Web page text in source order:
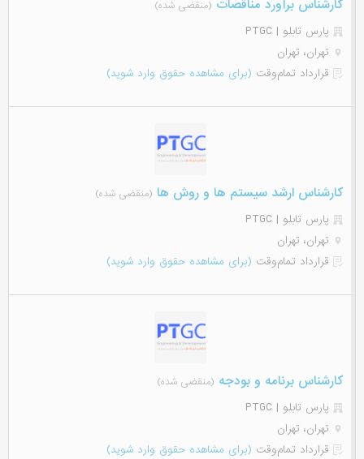
کارشناس برآورد مناقصات (منقضی شده)
پارس تابلو | PTGC
تهران، تهران
قرارداد تمام‌وقت (برای مشاهده حقوق وارد شوید)
کارشناس ارشد سیستم ها و روش ها (منقضی شده)
پارس تابلو | PTGC
تهران، تهران
قرارداد تمام‌وقت (برای مشاهده حقوق وارد شوید)
کارشناس برنامه و بودجه (منقضی شده)
پارس تابلو | PTGC
تهران، تهران
قرارداد تمام‌وقت (برای مشاهده حقوق وارد شوید)